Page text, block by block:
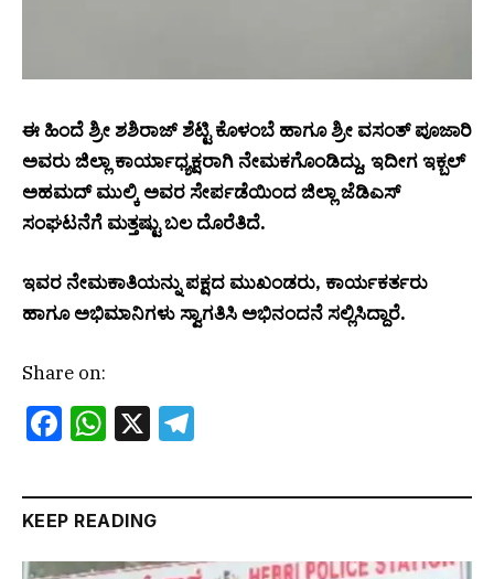
ಈ ಹಿಂದೆ ಶ್ರೀ ಶಶಿರಾಜ್ ಶೆಟ್ಟಿ ಕೊಳಂಬೆ ಹಾಗೂ ಶ್ರೀ ವಸಂತ್ ಪೂಜಾರಿ
ಅವರು ಜಿಲ್ಲಾ ಕಾರ್ಯಾಧ್ಯಕ್ಷರಾಗಿ ನೇಮಕಗೊಂಡಿದ್ದು, ಇದೀಗ ಇಕ್ಬಲ್
ಅಹಮದ್ ಮುಲ್ಕಿ ಅವರ ಸೇರ್ಪಡೆಯಿಂದ ಜಿಲ್ಲಾ ಜೆಡಿಎಸ್
ಸಂಘಟನೆಗೆ ಮತ್ತಷ್ಟು ಬಲ ದೊರೆತಿದೆ.
ಇವರ ನೇಮಕಾತಿಯನ್ನು ಪಕ್ಷದ ಮುಖಂಡರು, ಕಾರ್ಯಕರ್ತರು
ಹಾಗೂ ಅಭಿಮಾನಿಗಳು ಸ್ವಾಗತಿಸಿ ಅಭಿನಂದನೆ ಸಲ್ಲಿಸಿದ್ದಾರೆ.
Share on:
Facebook
WhatsApp
X
KEEP READING